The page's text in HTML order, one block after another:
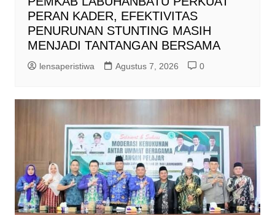
PERAN KADER, EFEKTIVITAS
PENURUNAN STUNTING MASIH
MENJADI TANTANGAN BERSAMA
lensaperistiwa Agustus 7, 2026 0